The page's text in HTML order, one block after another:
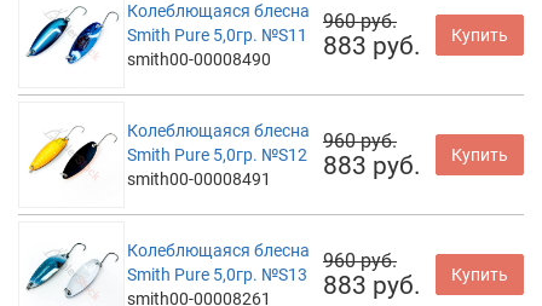
Колеблющаяся блесна
Smith Pure 5,0гр. №S11
smith00-00008490
960 руб.
883 руб. Купить
Колеблющаяся блесна
Smith Pure 5,0гр. №S12
smith00-00008491
960 руб.
883 руб. Купить
Колеблющаяся блесна
Smith Pure 5,0гр. №S13
smith00-00008261
960 руб.
883 руб. Купить